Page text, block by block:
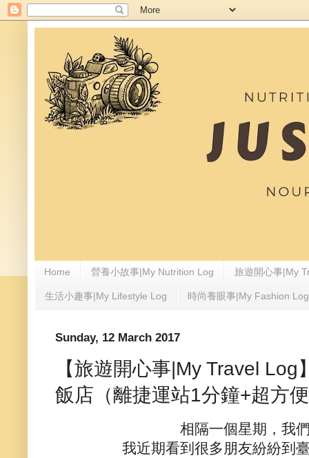
Home 營養小故事|My Nutrition Log 旅遊開心事|My
生活小趣事|My Lifestyle Log 時尚養眼事|My Fashion Log
Sunday, 12 March 2017
【旅遊開心事|My Travel
飯店（離捷運站1分鐘+超方
相隔一個星期，我
我近期看到很多朋友紛紛到